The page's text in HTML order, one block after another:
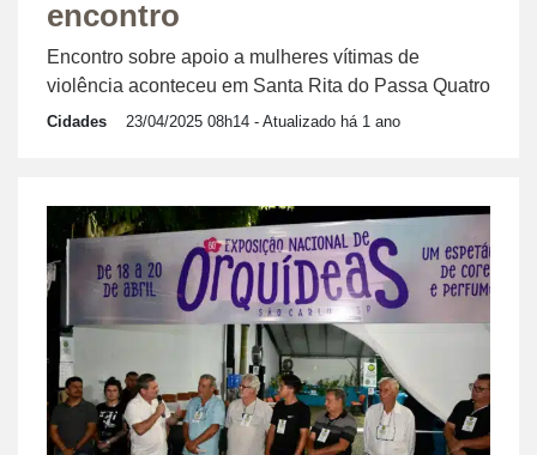
encontro
Encontro sobre apoio a mulheres vítimas de
violência aconteceu em Santa Rita do Passa Quatro
Cidades 23/04/2025 08h14 - Atualizado há 1 ano